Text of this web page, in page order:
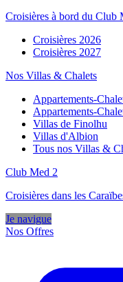
Croisières à bord du Club
Croisières 2026
Croisières 2027
Nos Villas & Chalets
Appartements-
Appartements-
Villas de Finolhu
Villas d'Albion
Tous nos Villas &
Club Med 2
Croisières dans les
Je navigue
Nos Offres